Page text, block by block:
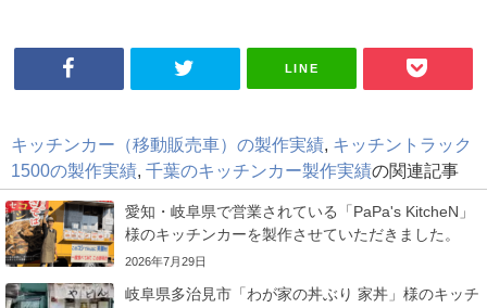
LINE
キッチンカー（移動販売車）の製作実績 キッチントラック
1500の製作実績 千葉のキッチンカー製作実績の関連記事
愛知・岐阜県で営業されている「PaPa's KitcheN」
様のキッチンカーを製作させていただきました。
2026年7月29日
岐阜県多治見市「わが家の丼ぶり 家丼」様のキッチ